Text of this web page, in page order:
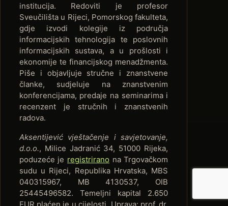
institucija. Redoviti je profesor
Sveučilišta u Rijeci, Pomorskog fakulteta,
gdje izvodi kolegije iz područja
informacijskih tehnologija te poslovnih
informacijskih sustava, a u prošlosti i
ekonomije te financijskog menadžmenta.
Piše i objavljuje stručne i znanstvene
članke, sudjeluje na znanstvenim
konferencijama, predaje na seminarima i
recenzent je stručnih i znanstvenih
radova.
Aksentijević vještačenje i savjetovanje,
d.o.o., Milice Jadranić 34, 51000 Rijeka,
poduzeće je registrirano na Trgovačkom
sudu u Rijeci, Republika Hrvatska, MBS
040315967, MB 4130537, OIB
25445496582. Temeljni kapital 2.650